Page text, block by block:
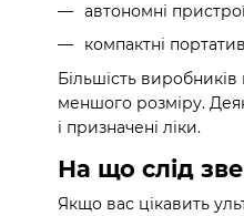
автономні
компактні
Більшість
меншого розміру.
і призначені ліки.
На що слід
Якщо вас цікавить